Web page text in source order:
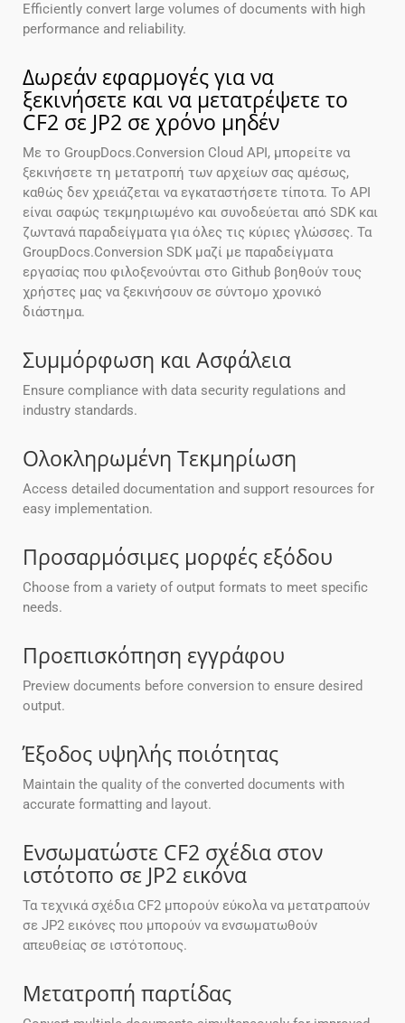
Efficiently convert large volumes of documents with high
performance and reliability.
Δωρεάν εφαρμογές για να
ξεκινήσετε και να μετατρέψετε το
CF2 σε JP2 σε χρόνο μηδέν
Με το GroupDocs.Conversion Cloud API, μπορείτε να
ξεκινήσετε τη μετατροπή των αρχείων σας αμέσως,
καθώς δεν χρειάζεται να εγκαταστήσετε τίποτα. Το API
είναι σαφώς τεκμηριωμένο και συνοδεύεται από SDK και
ζωντανά παραδείγματα για όλες τις κύριες γλώσσες. Τα
GroupDocs.Conversion SDK μαζί με παραδείγματα
εργασίας που φιλοξενούνται στο Github βοηθούν τους
χρήστες μας να ξεκινήσουν σε σύντομο χρονικό
διάστημα.
Συμμόρφωση και Ασφάλεια
Ensure compliance with data security regulations and
industry standards.
Ολοκληρωμένη Τεκμηρίωση
Access detailed documentation and support resources for
easy implementation.
Προσαρμόσιμες μορφές εξόδου
Choose from a variety of output formats to meet specific
needs.
Προεπισκόπηση εγγράφου
Preview documents before conversion to ensure desired
output.
Έξοδος υψηλής ποιότητας
Maintain the quality of the converted documents with
accurate formatting and layout.
Ενσωματώστε CF2 σχέδια στον
ιστότοπο σε JP2 εικόνα
Τα τεχνικά σχέδια CF2 μπορούν εύκολα να μετατραπούν
σε JP2 εικόνες που μπορούν να ενσωματωθούν
απευθείας σε ιστότοπους.
Μετατροπή παρτίδας